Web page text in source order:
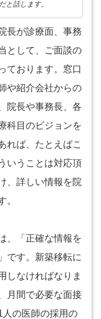
と話します。
長が診療面、事務
として、ご面談の
ております。窓口
や紹介会社からの
院長や事務長、各
科目のビジョンを
れば、たとえばこ
いうことは対応頂
、詳しい情報を院
。
、「正確な情報を
です。新築移転に
しなければなりま
月間で必要な面接
の医師の採用の